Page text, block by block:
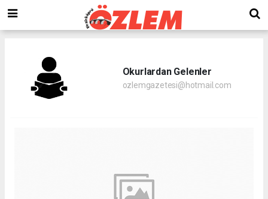
Okurlardan Gelenler
ozlemgazetesi@hotmail.com